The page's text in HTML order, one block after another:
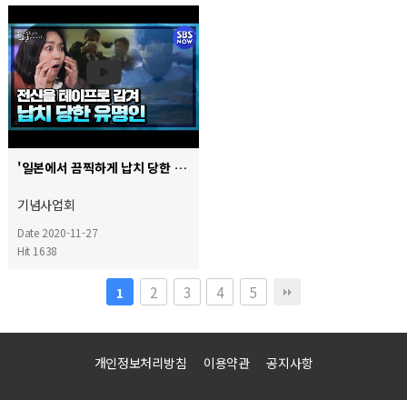
'일본에서 끔찍하게 납치 당한 유명인의 충격적인 실화' | SBS NOW
기념사업회
Date 2020-11-27
Hit 1638
1 2 3 4 5
개인정보처리방침 이용약관 공지사항